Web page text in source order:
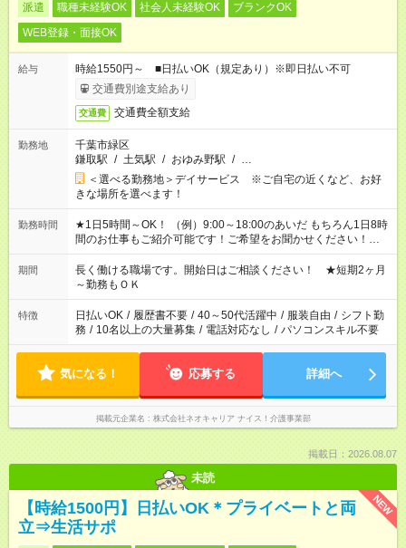
派遣 職種未経験OK 社会人未経験OK
ブランクOK
WEB登録・面接OK
給与
時給1550円～ ■日払いOK（規定あり）※即日払い不可
交通費別途支給あり
交通費 交通費全額支給
勤務地
千葉市緑区
鎌取駅 / 土気駅 / おゆみ野駅 / …
＜選べる勤務地＞デイサービス ※ご自宅の近くなど、お好
きな場所を選べます！
勤務時間
★1日5時間～OK！ （例）9:00～18:00のあいだ もちろん1日8時
間のお仕事もご紹介可能です！ご希望をお聞かせください！★家
庭の都合でお休みが必要な場合も遠慮なくご相談ください。 ※
週最低15時間以上の勤務が必要です
期間
長く働ける職場です。開始日はご相談ください！ ★短期2ヶ月
～勤務もＯＫ
特徴 日払いOK / 履歴書不要 / 40～50代活躍中 / 服装自由 / シフト勤
務 / 10名以上の大量募集 / 電話対応なし / パソコンスキル不要
気になる！ 応募する 詳細へ
掲載元企業名 株式会社ネオキャリア ナイス！介護事業部
掲載日：2026.08.07
未読
NEW
【時給1500円】日払いOK＊プライベートと両
立⇒生活サポ